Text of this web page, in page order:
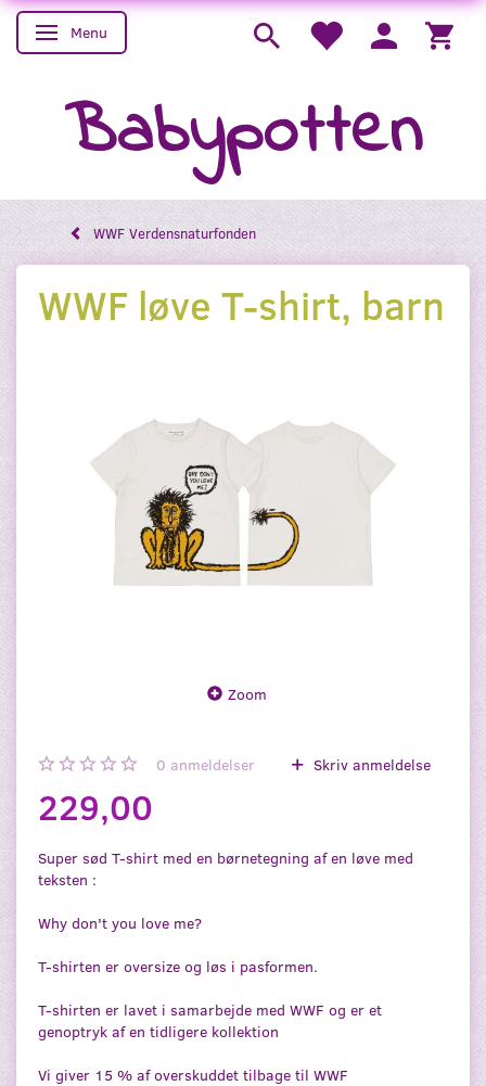
Skifte navigation
Menu
Babypotten
WWF Verdensnaturfonden
WWF løve T-shirt, barn
Zoom
0 anmeldelser Skriv anmeldelse
229,00
Super sød T-shirt med en børnetegning af en løve med
teksten :
Why don't you love me?
T-shirten er oversize og løs i pasformen.
T-shirten er lavet i samarbejde med WWF og er et
genoptryk af en tidligere kollektion
Vi giver 15 % af overskuddet tilbage til WWF